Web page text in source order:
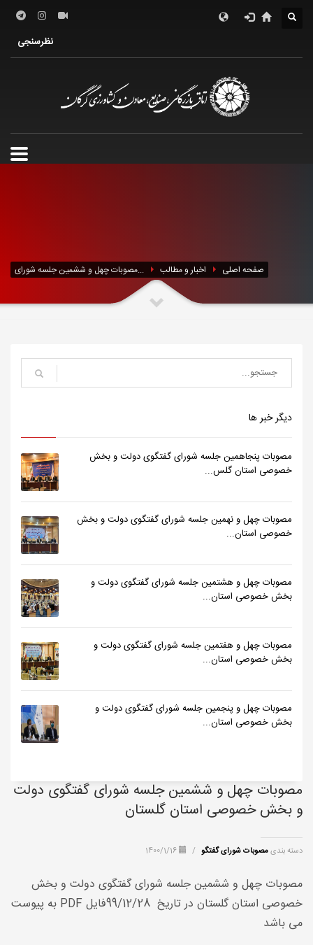
درباره اتاق
معرفی استان
نظرسنجی
مصوبات چهل و ششمین جلسه شورای... اخبار و مطالب صفحه اصلی
دیگر خبر ها
مصوبات پنجاهمین جلسه شورای گفتگوی دولت و بخش
خصوصی استان گلس...
مصوبات چهل و نهمین جلسه شورای گفتگوی دولت و بخش
خصوصی استان...
مصوبات چهل و هشتمین جلسه شورای گفتگوی دولت و
بخش خصوصی استان...
مصوبات چهل و هفتمین جلسه شورای گفتگوی دولت و
بخش خصوصی استان...
مصوبات چهل و پنجمین جلسه شورای گفتگوی دولت و
بخش خصوصی استان...
مصوبات چهل و ششمین جلسه شورای گفتگوی دولت
و بخش خصوصی استان گلستان
دسته بندیمصوبات شورای گفتگو /
مصوبات چهل و ششمین جلسه شورای گفتگوی دولت و بخش
خصوصی استان گلستان در تاریخ 99/12/28فایل
PDF به پیوست
می باشد